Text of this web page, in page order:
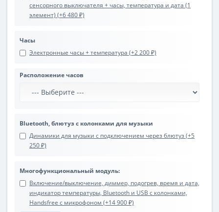
сенсорного выключателя + часы, температура и дата (1
элемент) (+6 480 ₽)
Часы
Электронные часы + температура (+2 200 ₽)
Расположение часов
Bluetooth, блютуз с колонками для музыки
Динамики для музыки с подключением через блютуз (+5
250 ₽)
Многофункциональный модуль:
Включение/выключение, диммер, подогрев, время и дата,
индикатор температуры, Bluetooth и USB с колонками,
Handsfree с микрофоном (+14 900 ₽)